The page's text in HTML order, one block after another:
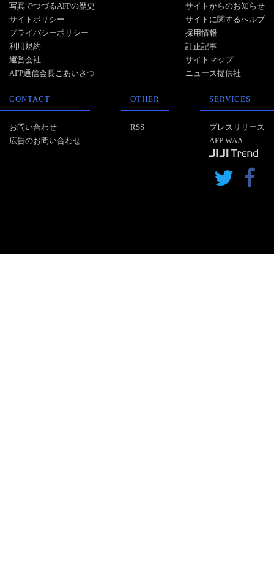
写真でつづるAFPの歴史
サイトポリシー
プライバシーポリシー
利用規約
運営会社
AFP通信会長ごあいさつ
サイトからのお知らせ
サイトに関するヘルプ
採用情報
訂正記事
サイトマップ
ニュース提供社
CONTACT
お問い合わせ
広告のお問い合わせ
OTHER
RSS
SERVICES
プレスリリース
AFP WAA